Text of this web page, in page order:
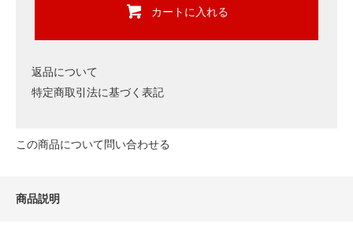
カートに入れる
返品について
特定商取引法に基づく表記
この商品について問い合わせる
商品説明